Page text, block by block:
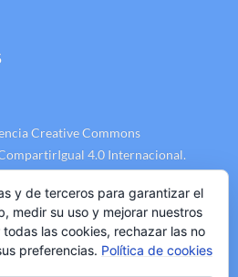
Creative Commons
4.0 Internacional.
y de terceros para garantizar el
medir su uso y mejorar nuestros
las cookies, rechazar las no
preferencias. Política de cookies